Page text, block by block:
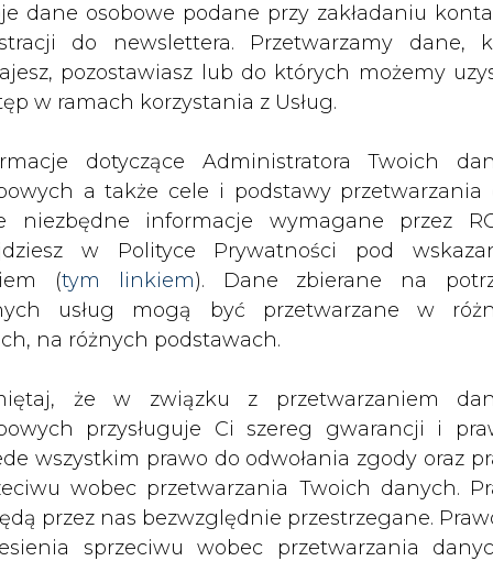
dane osobowe podane przy zakładaniu
do newslettera. Przetwarzamy dane,
pozostawiasz lub do których możemy
w ramach korzystania z Usług.
dotyczące Administratora Twoich
a także cele i podstawy przetwarzania
niezbędne informacje wymagane przez
w Polityce Prywatności pod
(tym linkiem). Dane zbierane na
usług mogą być przetwarzane w
na różnych podstawach.
że w związku z przetwarzaniem
przysługuje Ci szereg gwarancji i
wszystkim prawo do odwołania zgody oraz
wobec przetwarzania Twoich danych.
przez nas bezwzględnie przestrzegane.
sprzeciwu wobec przetwarzania
przez Ministerstwo
że ustawa o odnawialnych
niego resort miał ukończyć w
na opory Ministerstwa
tych rozwiązań [wsparciu
Ministra Finansów do
na krótkoterminowej równowadze –
w publikacji projektu ustawy o
jak np. domy energooszczędne,